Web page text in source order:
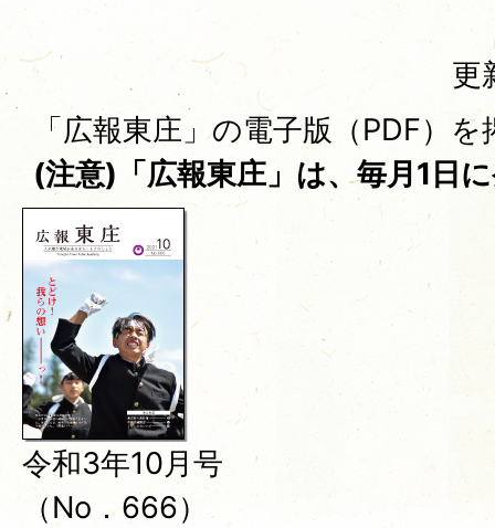
更
「広報東庄」の電子版（PDF）
(注意)「広報東庄」は、毎月1日
令和3年10月号
（No．666）